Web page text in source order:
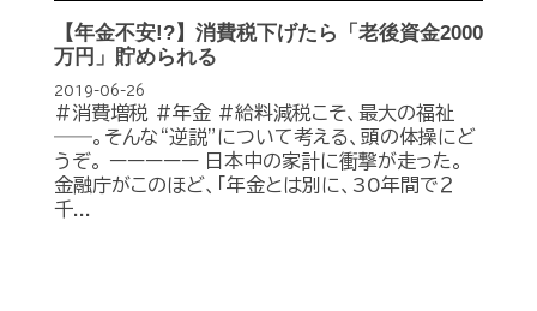
【年金不安!?】消費税下げたら「老後資金2000
万円」貯められる
2019-06-26
#消費増税 #年金 #給料減税こそ、最大の福祉
――。そんな“逆説”について考える、頭の体操にど
うぞ。 ーーーーー 日本中の家計に衝撃が走った。
金融庁がこのほど、「年金とは別に、30年間で２
千...